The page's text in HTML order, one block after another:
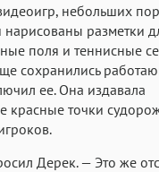
небольших
разметки
поля и теннисные
сохранились
ее. Она издавала
красные точки
Дерек. — Это же